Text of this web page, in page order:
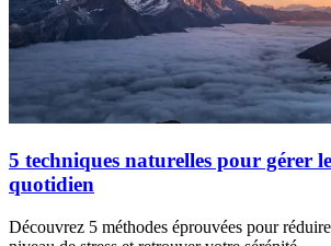
5 techniques naturelles pour gérer
quotidien
Découvrez 5 méthodes éprouvées pour